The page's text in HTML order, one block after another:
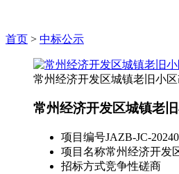
首页 > 中标公示
常州经济开发区城镇老旧小
常州经济开发区城镇老
项目编号JAZB-JC-
项目名称常州经济开发
招标方式竞争性磋商